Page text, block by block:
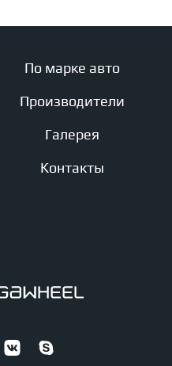
По марке авто
Производители
Галерея
Контакты